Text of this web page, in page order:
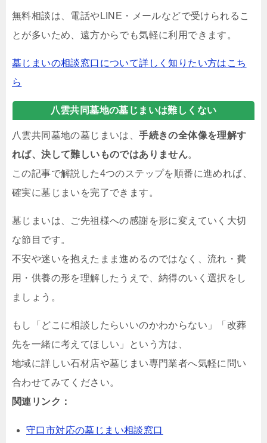
無料相談は、電話やLINE・メールなどで受けられるこ
とが多いため、遠方からでも気軽に利用できます。
墓じまいの相談窓口について詳しく知りたい方はこち
ら
八雲共同墓地の墓じまいは難しくない
八雲共同墓地の墓じまいは、手続きの全体像を理解す
れば、決して難しいものではありません。
この記事で解説した4つのステップを順番に進めれば、
確実に墓じまいを完了できます。
墓じまいは、ご先祖様への感謝を形に変えていく大切
な節目です。
不安や迷いを抱えたまま進めるのではなく、流れ・費
用・供養の形を理解したうえで、納得のいく選択をし
ましょう。
もし「どこに相談したらいいのかわからない」「改葬
先を一緒に考えてほしい」という方は、
地域に詳しい石材店や墓じまい専門業者へ気軽に問い
合わせてみてください。
関連リンク：
守口市対応の墓じまい相談窓口